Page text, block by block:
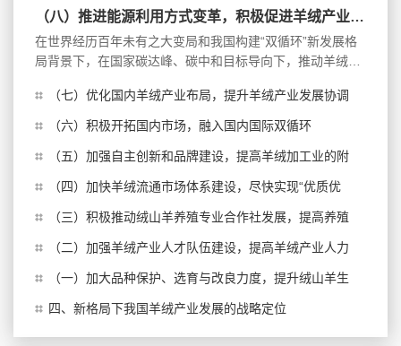
（八）推进能源利用方式变革，积极促进羊绒产业低碳发展
在世界经历百年未有之大变局和我国构建“双循环”新发展格
局背景下，在国家碳达峰、碳中和目标导向下，推动羊绒产
（七）优化国内羊绒产业布局，提升羊绒产业发展协调
（六）积极开拓国内市场，融入国内国际双循环
（五）加强自主创新和品牌建设，提高羊绒加工业的附
（四）加快羊绒流通市场体系建设，尽快实现“优质优
（三）积极推动绒山羊养殖专业合作社发展，提高养殖
（二）加强羊绒产业人才队伍建设，提高羊绒产业人力
（一）加大品种保护、选育与改良力度，提升绒山羊生
四、新格局下我国羊绒产业发展的战略定位